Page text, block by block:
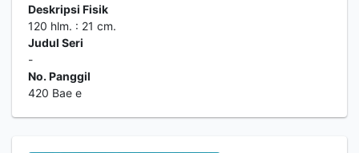
Deskripsi Fisik
120 hlm. : 21 cm.
Judul Seri
-
No. Panggil
420 Bae e